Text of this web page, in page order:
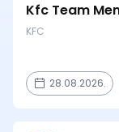
Kfc Team
KFC
28.08.2026.